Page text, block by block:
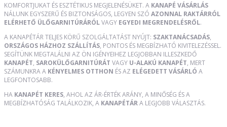
KOMFORTJUKAT ÉS ESZTÉTIKUS MEGJELENÉSÜKET. A KANAPÉ VÁSÁRLÁS
NÁLUNK EGYSZERŰ ÉS BIZTONSÁGOS, LEGYEN SZÓ AZONNAL RAKTÁRRÓL
ELÉRHETŐ ÜLŐGARNITÚRÁRÓLVAGY EGYEDI MEGRENDELÉSRŐL.
A KANAPÉTÁR TELJES KÖRŰ SZOLGÁLTATÁST NYÚJT: SZAKTANÁCSADÁS,
ORSZÁGOS HÁZHOZ SZÁLLÍTÁS, PONTOS ÉS MEGBÍZHATÓ KIVITELEZÉSSEL.
SEGÍTÜNK MEGTALÁLNI AZ ÖN IGÉNYEIHEZ LEGJOBBAN ILLESZKEDŐ
KANAPÉT, SAROKÜLŐGARNITÚRÁT VAGY U-ALAKÚ KANAPÉT, MERT
SZÁMUNKRA A KÉNYELMES OTTHON ÉS AZ ELÉGEDETT VÁSÁRLÓ A
LEGFONTOSABB.
HA KANAPÉT KERES, AHOL AZ ÁR-ÉRTÉK ARÁNY, A MINŐSÉG ÉS A
MEGBÍZHATÓSÁG TALÁLKOZIK, A KANAPÉTÁRA LEGJOBB VÁLASZTÁS.